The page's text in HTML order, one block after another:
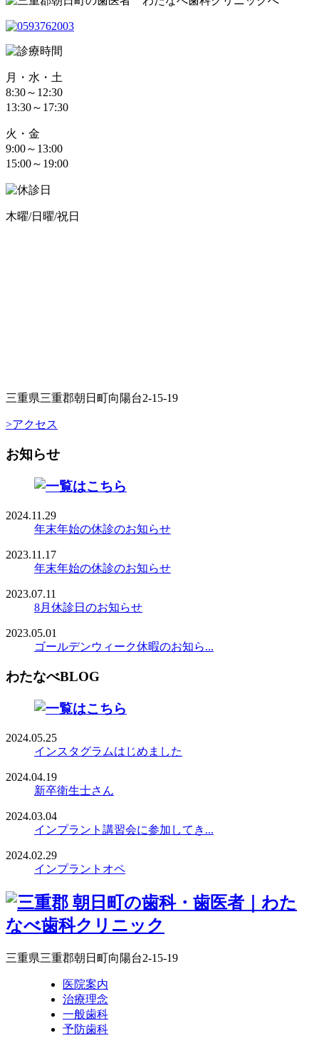
月・水・土
8:30～12:30
13:30～17:30
火・金
9:00～13:00
15:00～19:00
木曜/日曜/祝日
三重県三重郡朝日町向陽台2-15-19
>アクセス
お知らせ
2024.11.29
年末年始の休診のお知らせ
2023.11.17
年末年始の休診のお知らせ
2023.07.11
8月休診日のお知らせ
2023.05.01
ゴールデンウィーク休暇のお知ら...
わたなべBLOG
2024.05.25
インスタグラムはじめました
2024.04.19
新卒衛生士さん
2024.03.04
インプラント講習会に参加してき...
2024.02.29
インプラントオペ
三重県三重郡朝日町向陽台2-15-19
医院案内
治療理念
一般歯科
予防歯科